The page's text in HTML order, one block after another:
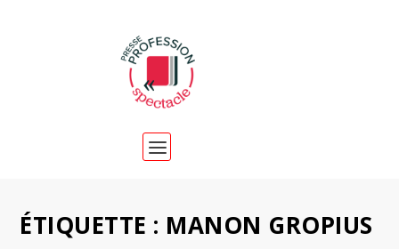
ÉTIQUETTE : MANON GROPIUS